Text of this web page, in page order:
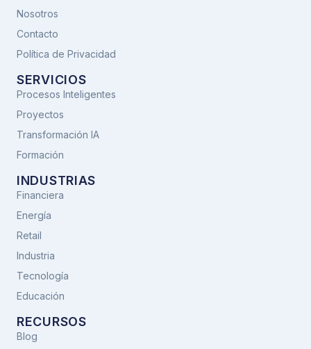
Nosotros
Contacto
Política de Privacidad
SERVICIOS
Procesos Inteligentes
Proyectos
Transformación IA
Formación
INDUSTRIAS
Financiera
Energía
Retail
Industria
Tecnología
Educación
RECURSOS
Blog